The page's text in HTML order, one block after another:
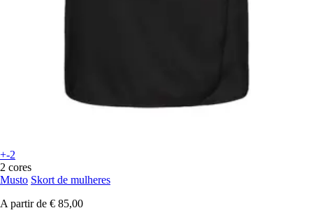
+-2
2 cores
Musto Skort de mulheres
A partir de € 85,00